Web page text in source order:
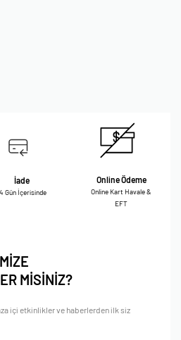
İade
Gün İçerisinde
Online Ödeme
Online Kart Havale &
EFT
MİSİNİZ?
içi etkinlikler ve haberlerden ilk siz